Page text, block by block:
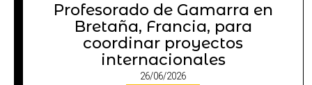
Profesorado de Gamarra en
Bretaña, Francia, para
coordinar proyectos
internacionales
26/06/2026